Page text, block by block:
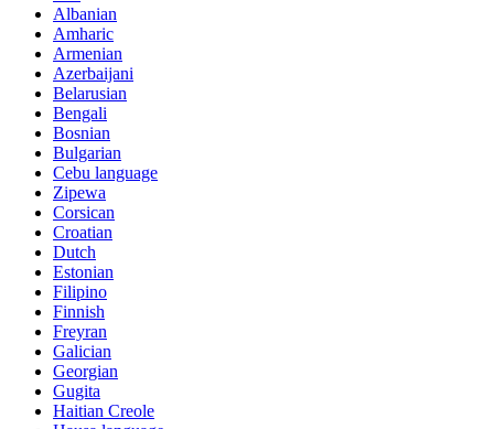
Albanian
Amharic
Armenian
Azerbaijani
Belarusian
Bengali
Bosnian
Bulgarian
Cebu language
Zipewa
Corsican
Croatian
Dutch
Estonian
Filipino
Finnish
Freyran
Galician
Georgian
Gugita
Haitian Creole